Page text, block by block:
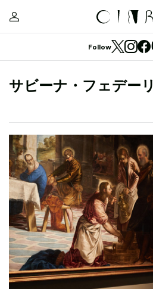
Follow
サビーナ・フェデーリ